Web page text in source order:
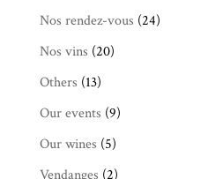
Nos rendez-vous (24)
Nos vins (20)
Others (13)
Our events (9)
Our wines (5)
Vendanges (2)